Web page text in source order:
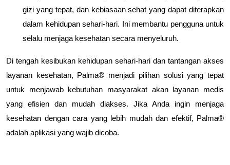
gizi yang tepat, dan kebiasaan sehat yang dapat diterapkan
dalam kehidupan sehari-hari. Ini membantu pengguna untuk
selalu menjaga kesehatan secara menyeluruh.
Di tengah kesibukan kehidupan sehari-hari dan tantangan akses
layanan kesehatan, Palma® menjadi pilihan solusi yang tepat
untuk menjawab kebutuhan masyarakat akan layanan medis
yang efisien dan mudah diakses. Jika Anda ingin menjaga
kesehatan dengan cara yang lebih mudah dan efektif, Palma®
adalah aplikasi yang wajib dicoba.